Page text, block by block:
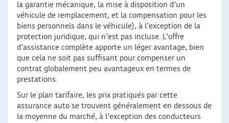
la garantie mécanique, la mise à disposition d’un
véhicule de remplacement, et la compensation pour les
biens personnels dans le véhicule), à l’exception de la
protection juridique, qui n’est pas incluse. L’offre
d’assistance complète apporte un léger avantage, bien
que cela ne soit pas suffisant pour compenser un
contrat globalement peu avantageux en termes de
prestations.
Sur le plan tarifaire, les prix pratiqués par cette
assurance auto se trouvent généralement en dessous de
la moyenne du marché, à l’exception des conducteurs